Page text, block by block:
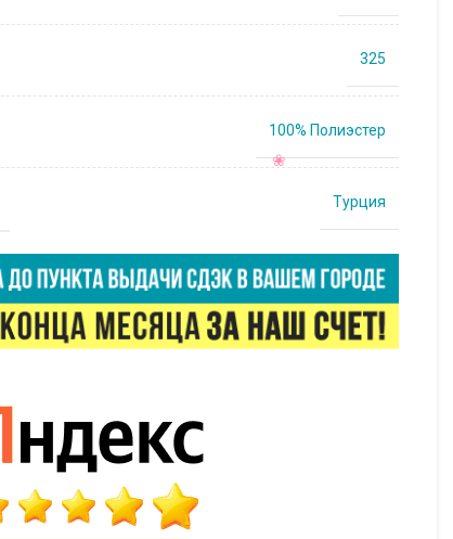
325
100% Полиэстер
Турция